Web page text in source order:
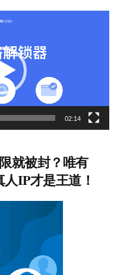
02:14
就被封？唯有
IP才是王道！